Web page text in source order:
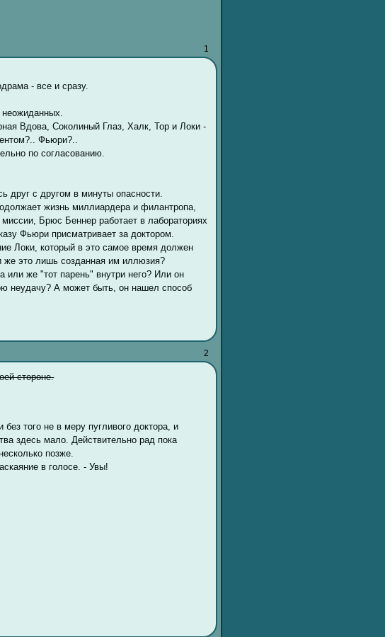
1
- все и сразу.
Вдова, Соколиный Глаз, Халк, Тор и Локи -
Фьюри?..
по согласованию.
друг с другом в минуты опасности.
жизнь миллиардера и филантропа,
Брюс Беннер работает в лабораториях
Фьюри присматривает за доктором.
Локи, который в это самое время должен
же это лишь созданная им иллюзия?
или же "тот парень" внутри него? Или он
неудачу? А может быть, он нашел способ
2
стороне.
того не в меру пугливого доктора, и
здесь мало. Действительно рад пока
позже.
в голосе. - Увы!